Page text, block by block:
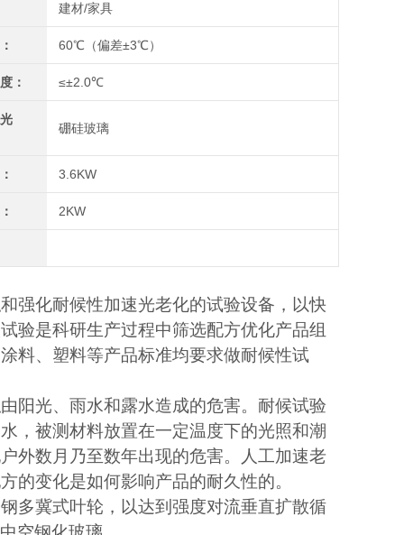
建材/家具
60℃（偏差±3℃）
： ≤±2.0℃
硼硅玻璃
3.6KW
2KW
强化耐候性加速光老化的试验设备，以快
验是科研生产过程中筛选配方优化产品组
料、塑料等产品标准均要求做耐候性试
阳光、雨水和露水造成的危害。耐候试验
，被测材料放置在一定温度下的光照和潮
外数月乃至数年出现的危害。人工加速老
的变化是如何影响产品的耐久性的。
多冀式叶轮，以达到强度对流垂直扩散循